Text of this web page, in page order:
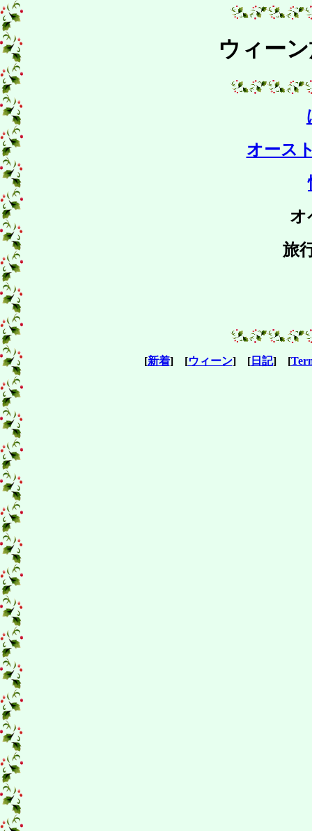
ウィー
オース
オ
旅
[新着] [ウィーン] [日記] [